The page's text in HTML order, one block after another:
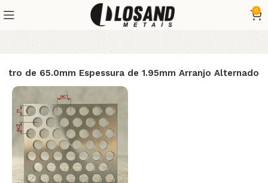
0
de 65.0mm Espessura de 1.95mm Arranjo Alternado